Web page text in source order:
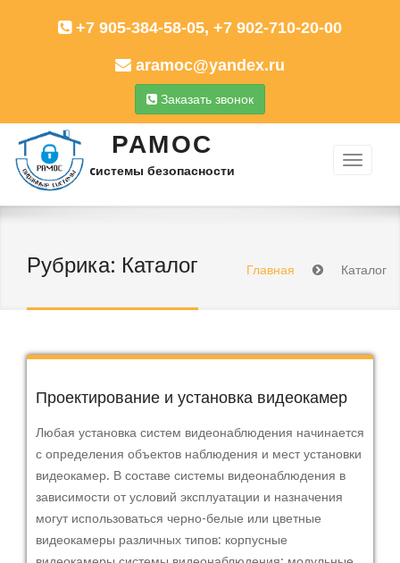
+7 905-384-58-05, +7 902-710-20-00
aramoc@yandex.ru
Заказать звонок
РАМОС
cистемы безопасности
Рубрика: Каталог Главная Каталог
Проектирование и установка видеокамер
Любая установка систем видеонаблюдения начинается
с определения объектов наблюдения и мест установки
видеокамер. В составе системы видеонаблюдения в
зависимости от условий эксплуатации и назначения
могут использоваться черно-белые или цветные
видеокамеры различных типов: корпусные